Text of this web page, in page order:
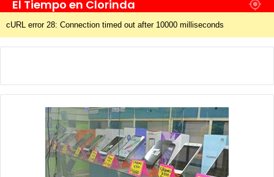
El Tiempo en Clorinda
cURL error 28: Connection timed out after 10000 milliseconds